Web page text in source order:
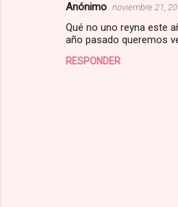
Anónimo noviembre 21,
Qué no uno reyna este
año pasado queremos
RESPONDER